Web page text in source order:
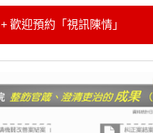
+ 歡迎預約「視訊陳情」